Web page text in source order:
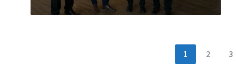
Seitennummerierung
1 2 3